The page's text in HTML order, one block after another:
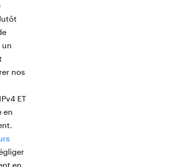
un
nos
ET
en
en